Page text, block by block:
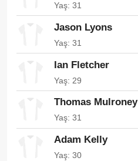
Yaş: 31
Jason Lyons
Yaş: 31
Ian Fletcher
Yaş: 29
Thomas Mulroney
Yaş: 31
Adam Kelly
Yaş: 30